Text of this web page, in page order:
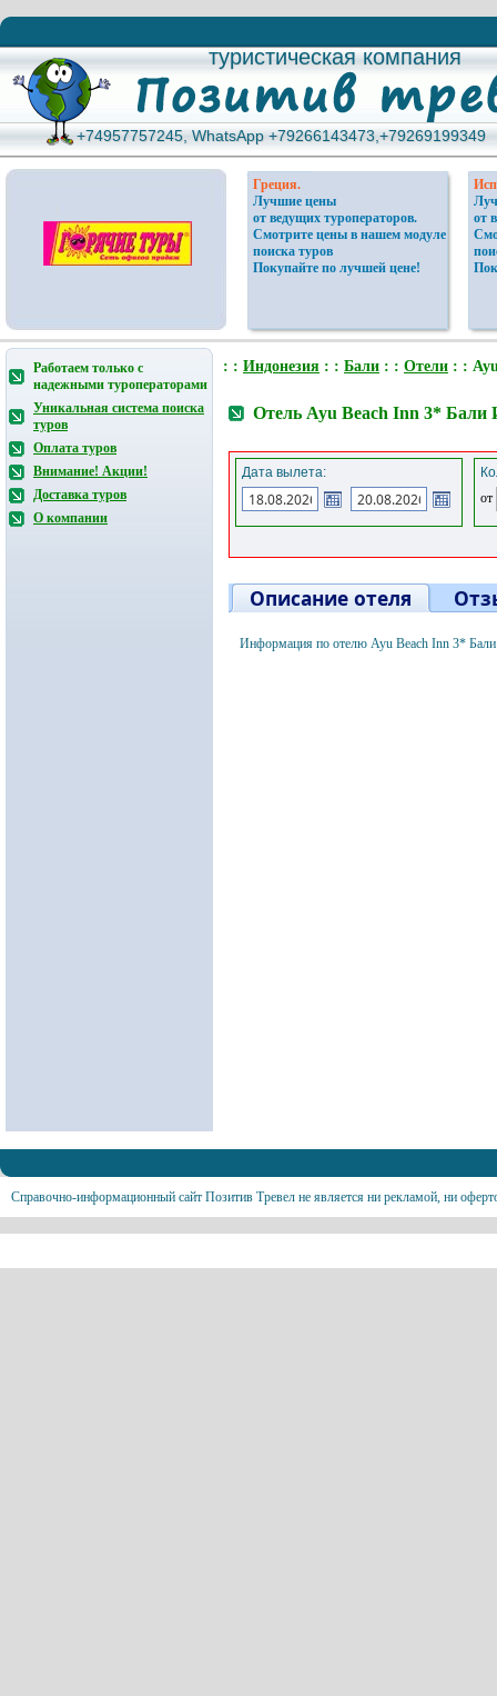
туристическая компания
туристическая компания
+74957757245, WhatsApp +79266143473,+79269199349
+74957757245, WhatsApp +79266143473,+79269199349
Греция.
Лучшие цены
от ведущих туроператоров.
Смотрите цены в нашем модуле
поиска туров
Покупайте по лучшей цене!
от
Работаем только с
надежными туроператорами
Уникальная система поиска
туров
Оплата туров
Внимание! Акции!
Доставка туров
О компании
: : Индонезия : : Бали : : Отели : :
Отель Ayu Beach Inn 3* Бали
Дата вылета:
от
Описание отеля
Информация по отелю Ayu Beach Inn 3*
Справочно-информационный сайт Позитив Тревел не является ни рекламой, ни